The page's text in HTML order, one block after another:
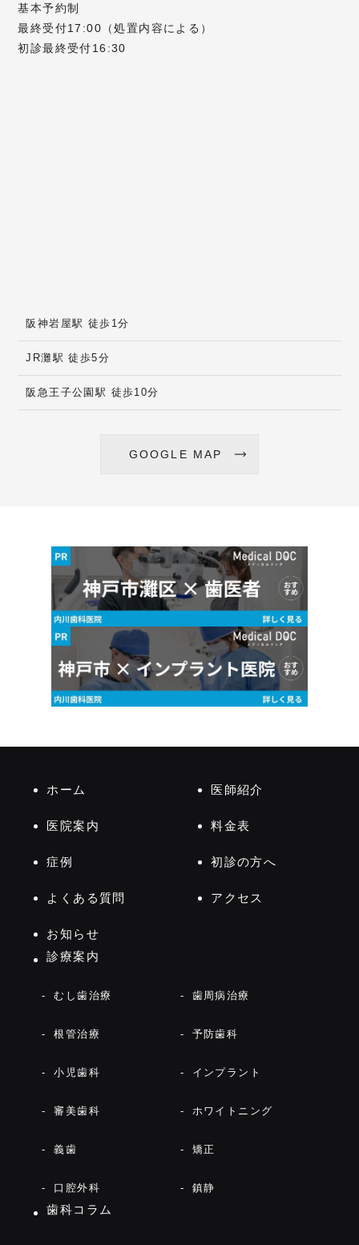
基本予約制
最終受付17:00（処置内容による）
初診最終受付16:30
阪神岩屋駅 徒歩1分
JR灘駅 徒歩5分
阪急王子公園駅 徒歩10分
GOOGLE MAP
ホーム 医師紹介
医院案内 料金表
症例 初診の方へ
よくある質問 アクセス
お知らせ
診療案内
むし歯治療 歯周病治療
根管治療 予防歯科
小児歯科 インプラント
審美歯科 ホワイトニング
義歯 矯正
口腔外科 鎮静
歯科コラム